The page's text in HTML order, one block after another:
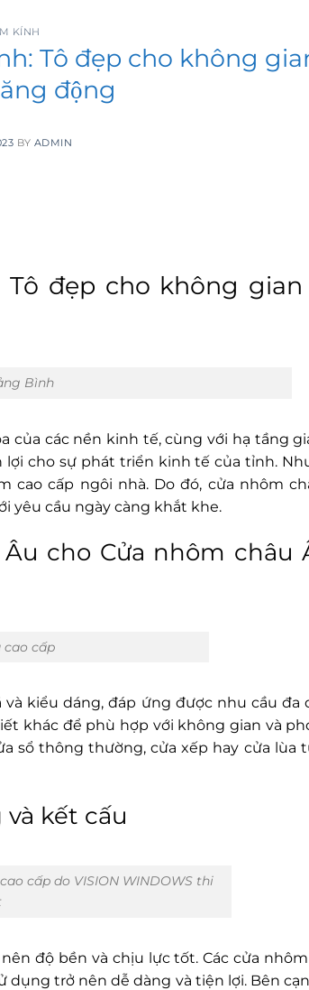
KÍNH
Tô đẹp cho không
động
BY ADMIN
đẹp cho không gian
Bình
của các nền kinh tế, cùng với hạ tầng
cho sự phát triển kinh tế của tỉnh.
cao cấp ngôi nhà. Do đó, cửa nhôm
yêu cầu ngày càng khắt khe.
cho Cửa nhôm châu
cao cấp
kiểu dáng, đáp ứng được nhu cầu đa
khác để phù hợp với không gian và
sổ thông thường, cửa xếp hay cửa lùa
kết cấu
cấp do VISION WINDOWS thi
độ bền và chịu lực tốt. Các cửa
trở nên dễ dàng và tiện lợi. Bên